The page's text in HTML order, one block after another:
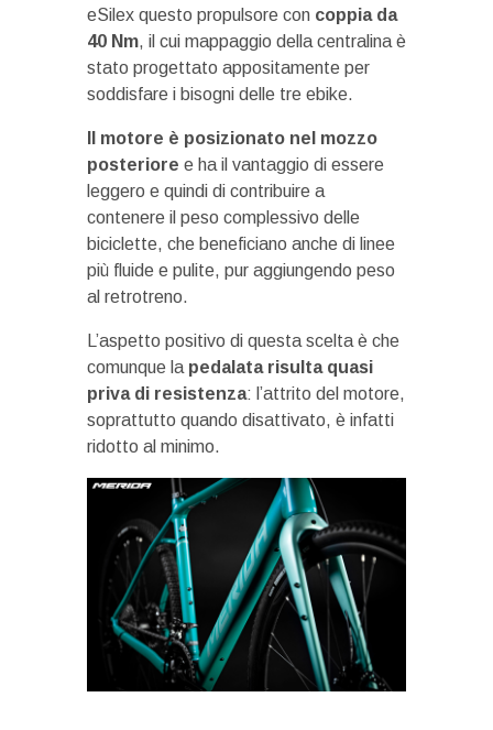
eSilex questo propulsore con coppia da
40 Nm, il cui mappaggio della centralina è
stato progettato appositamente per
soddisfare i bisogni delle tre ebike.
Il motore è posizionato nel mozzo
posteriore e ha il vantaggio di essere
leggero e quindi di contribuire a
contenere il peso complessivo delle
biciclette, che beneficiano anche di linee
più fluide e pulite, pur aggiungendo peso
al retrotreno.
L’aspetto positivo di questa scelta è che
comunque la pedalata risulta quasi
priva di resistenza: l’attrito del motore,
soprattutto quando disattivato, è infatti
ridotto al minimo.